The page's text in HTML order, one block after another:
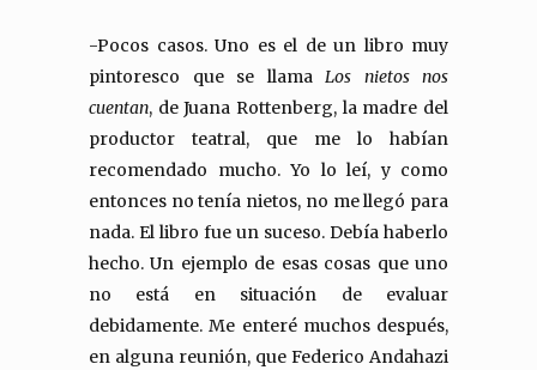
-Pocos casos. Uno es el de un libro muy
pintoresco que se llama Los nietos nos
cuentan, de Juana Rottenberg, la madre del
productor teatral, que me lo habían
recomendado mucho. Yo lo leí, y como
entonces no tenía nietos, no me llegó para
nada. El libro fue un suceso. Debía haberlo
hecho. Un ejemplo de esas cosas que uno
no está en situación de evaluar
debidamente. Me enteré muchos después,
en alguna reunión, que Federico Andahazi